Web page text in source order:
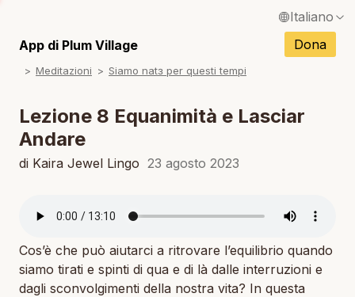
Italiano
Français / Francese
Español / Spagnolo
Português / Portoghese
App di Plum Village Dona
Meditazioni Siamo natɜ per questi tempi
Lezione 8 Equanimità e Lasciar
Andare
di Kaira Jewel Lingo 23 agosto 2023
Cos’è che può aiutarci a ritrovare l’equilibrio quando
siamo tirati e spinti di qua e di là dalle interruzioni e
dagli sconvolgimenti della nostra vita? In questa